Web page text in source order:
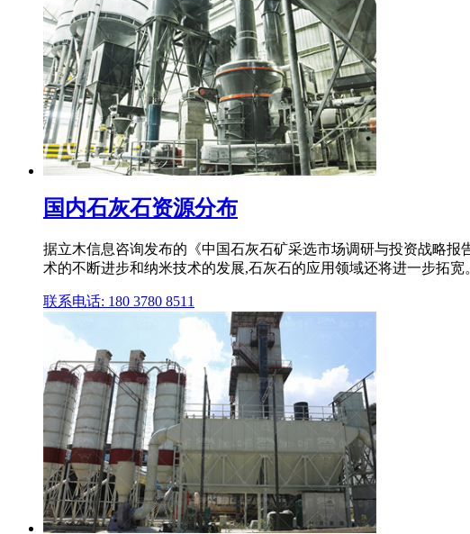
国内石灰石资源分布
据立木信息咨询发布的《中国石灰石矿采选市场调研与投资战略
术的不断进步和纳米技术的发展,石灰石的应用领域还将进一步拓宽
联系电话: 180 3780 8511